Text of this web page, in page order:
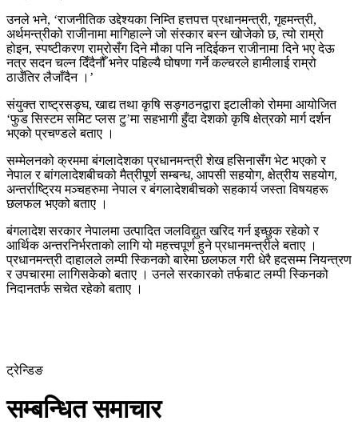
उनले भने, ‘राजनीतिक उद्देश्यका निम्ति हत्तपत्त प्रधानमन्त्री, गृहमन्त्री,
अर्थमन्त्रीको राजीनामा मागिहाल्ने जो संस्कार बस्न खोजेको छ, त्यो राम्रो
होइन, स्पष्टीकरण राम्रोसँग दिने मौका पनि नदिईकन राजीनामा दिने भए देऊ
नत्र सदन चल्न दिँदैनौँ भनेर पहिल्यै घोषणा गर्ने कल्चरले हामीलाई राम्रो
ठाउँतिर लैजाँदैन ।’
संयुक्त राष्ट्रसङ्घ, खाद्य तथा कृषि सङ्गठनद्वारा इटालीको रोममा आयोजित
‘फुड सिस्टम समिट प्लस टु’मा सहभागी हुँदा देशको कृषि क्षेत्रको मार्ग दर्शन
भएको प्रचण्डले बताए ।
सम्मेलनको क्रममा बंगलादेशका प्रधानमन्त्री शेख हसिनासँग भेट भएको र
नेपाल र बांगलादेशबीचको मैत्रीपूर्ण सम्बन्ध, आपसी सहयोग, क्षेत्रीय सहयोग,
अन्तर्राष्ट्रिय मञ्चहरुमा नेपाल र बंगलादेशबीचको सहकार्य जस्ता विषयहरू
छलफल भएको बताए ।
बंगलादेश सरकार नेपालमा उत्पादित जलविद्युत खरिद गर्न इच्छुक रहेको र
आर्थिक अन्तरनिर्भरताको लागि यो महत्त्वपूर्ण हुने प्रधानमन्त्रीले बताए ।
प्रधानमन्त्री दाहालले लम्पी स्किनको बारेमा छलफल गरी धेरै हदसम्म नियन्त्रण
र उपचारमा लागिसकेको बताए । उनले सरकारको तर्फबाट लम्पी स्किनको
निदानतर्फ सचेत रहेको बताए ।
ट्रेन्डिङ
सम्बन्धित समाचार